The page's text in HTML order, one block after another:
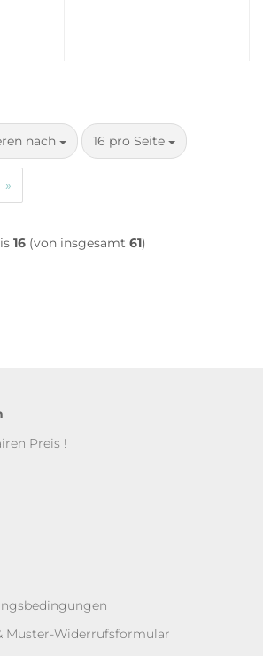
nach
nach 16 pro Seite
pro Seite
»
16(von insgesamt 61)
Preis !
Muster-Widerrufsformular